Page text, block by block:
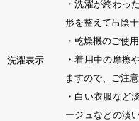
洗濯表示
・洗濯が終わっ
形を整えて吊陰
・乾燥機のご使
・着用中の摩擦
ますので、ご注
・白い衣服など
ージュなどの淡